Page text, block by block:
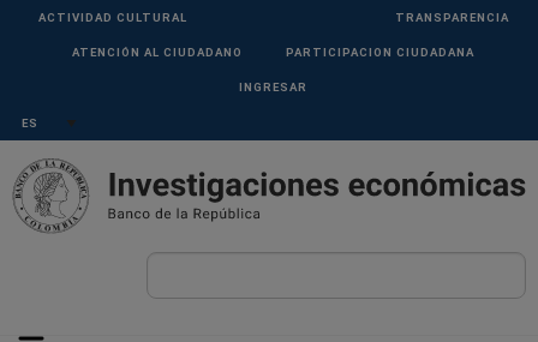
Pasar al contenido principal
Menu
ACTIVIDAD CULTURAL TRANSPARENCIA
ATENCIÓN AL CIUDADANO PARTICIPACION CIUDADANA
INGRESAR
Select your language